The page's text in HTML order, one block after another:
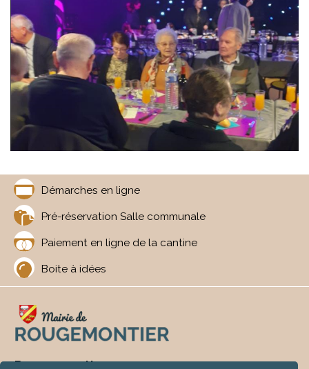
Démarches en ligne
Pré-réservation Salle communale
Paiement en ligne de la cantine
Boite à idées